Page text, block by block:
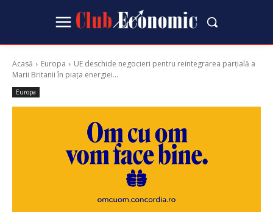
Acasă Europa
UE deschide negocieri pentru reintegrarea parțială a
Marii Britanii în piața energiei...
Europa